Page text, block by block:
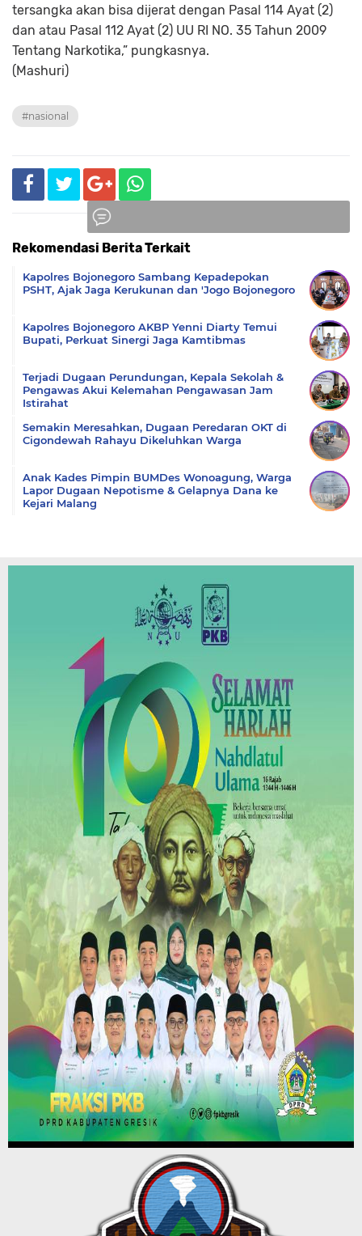
tersangka akan bisa dijerat dengan Pasal 114 Ayat (2)
dan atau Pasal 112 Ayat (2) UU RI NO. 35 Tahun 2009
Tentang Narkotika,” pungkasnya.
(Mashuri)
#nasional
Rekomendasi Berita Terkait
Kapolres Bojonegoro Sambang Kepadepokan
PSHT, Ajak Jaga Kerukunan dan 'Jogo Bojonegoro
Kapolres Bojonegoro AKBP Yenni Diarty Temui
Bupati, Perkuat Sinergi Jaga Kamtibmas
Terjadi Dugaan Perundungan, Kepala Sekolah &
Pengawas Akui Kelemahan Pengawasan Jam
Istirahat
Semakin Meresahkan, Dugaan Peredaran OKT di
Cigondewah Rahayu Dikeluhkan Warga
Anak Kades Pimpin BUMDes Wonoagung, Warga
Lapor Dugaan Nepotisme & Gelapnya Dana ke
Kejari Malang